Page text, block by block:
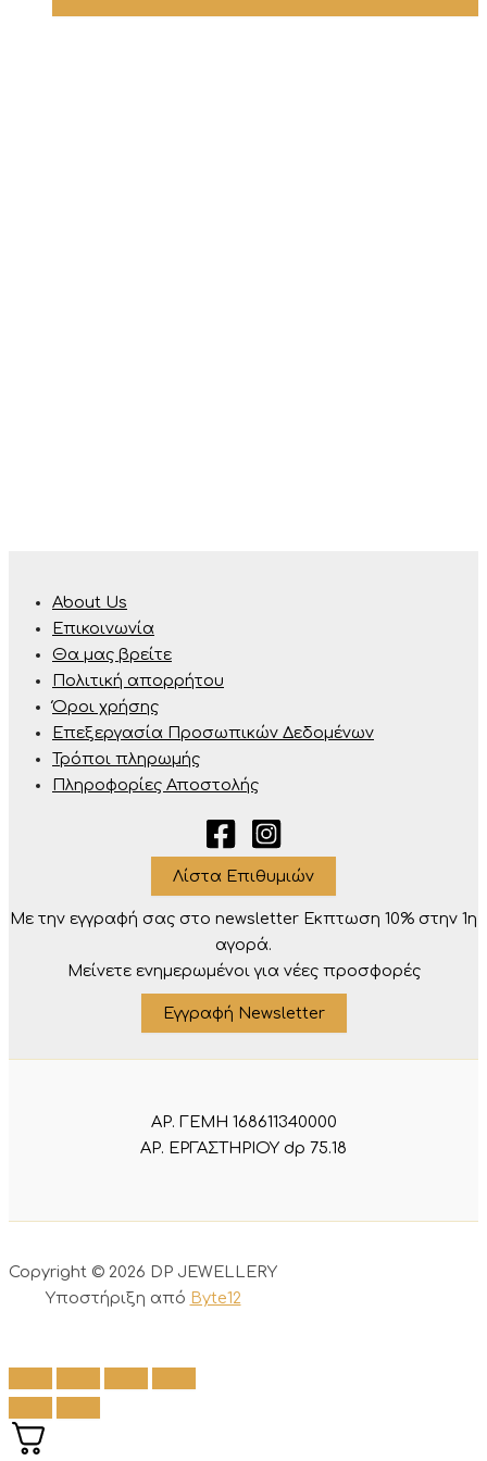
About Us
Επικοινωνία
Θα μας βρείτε
Πολιτική απορρήτου
Όροι χρήσης
Επεξεργασία Προσωπικών Δεδομένων
Τρόποι πληρωμής
Πληροφορίες Αποστολής
Λίστα Επιθυμιών
Με την εγγραφή σας στο newsletter Eκπτωση 10% στην 1η
αγορά.
Μείνετε ενημερωμένοι για νέες προσφορές
Εγγραφή Newsletter
ΑΡ. ΓΕΜΗ 168611340000
ΑΡ. ΕΡΓΑΣΤΗΡΙΟΥ dp 75.18
Copyright © 2026 DP JEWELLERY
Υποστήριξη από Byte12